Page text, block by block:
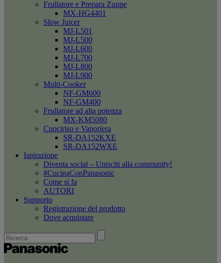
Frullatore e Prepara Zuppe
MX-HG4401
Slow Juicer
MJ-L501
MJ-L500
MJ-L600
MJ-L700
MJ-L800
MJ-L900
Multi-Cooker
NF-GM600
NF-GM400
Frullatore ad alta potenza
MX-KM5080
Cuociriso e Vaporiera
SR-DA152KXE
SR-DA152WXE
Ispirazione
Diventa social – Unisciti alla community!
#CucinaConPanasonic
Come si fa
AUTORI
Supporto
Registrazione del prodotto
Dove acquistare